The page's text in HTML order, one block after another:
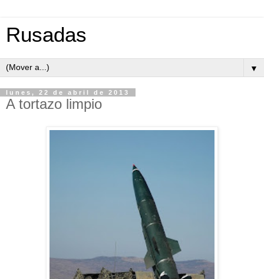
Rusadas
▼
lunes, 22 de abril de 2013
A tortazo limpio